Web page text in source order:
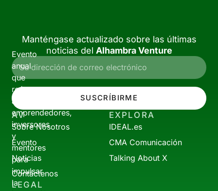
Evento
anual
que
reúne
a
emprendedores,
inversores
y
mentores
para
impulsar
la
Manténgase actualizado sobre las últimas
noticias del Alhambra Venture
SUSCRÍBIRME
AV
Sobre Nosotros
Evento
Noticias
Contáctenos
EXPLORA
IDEAL.es
CMA Comunicación
Talking About X
LEGAL